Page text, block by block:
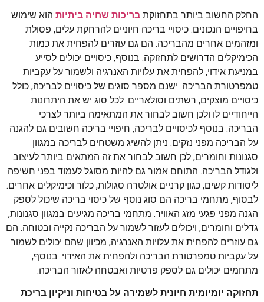
החלק החשוב ביותר בתחזוקת בריכות שחיה ביתיות הוא שימוש
בחיפויים הנכונים. כיסויי בריכה חיוניים להרחקת עלים, פסולת
ומזהמים אחרים מהבריכה. הם גם עוזרים להפחית את כמות
הכימיקלים הדרושים לתחזוקה. בנוסף, כיסויים יכולים לסייע
במניעת אידוי, להפחית את עלויות האנרגיה ולשמור על עקביות
טמפרטורת הבריכה. ישנם מספר סוגים של כיסויים לבריכה, כולל
כיסויים מוצקים, רשתים וסולאריים. לכל סוג יש את היתרונות
הייחודיים לו ולכן חשוב לבחור את המתאימה ביותר לצרכי
הבריכה. בנוסף לכיסויים לבריכה, חיפויי בריכה חשובים גם להגנה
על הבריכה מפני נזקים. ניתן להשיג משטחים לבריכה במגוון
סגנונות וחומרים, לכן חשוב לבחור את זה המתאים ביותר לעיצוב
ולגודל הבריכה. התוחם אמור גם להיות מסוגל לעמוד בפני חשיפה
ליסודות קשים, כגון קרניים אולטרה סגולות, כלור וכימיקלים אחרים.
לבסוף, מתחמי בריכה הם סוג נוסף של כיסוי בריכה שיכול לספק
הגנה מפני פגעי מזג האוויר. מתחמי בריכה מגיעים במגוון סגנונות,
גדלים וחומרים, ויכולים לעזור לשמור על הבריכה נקייה ובטוחה. הם
גם עוזרים להפחית את עלויות האנרגיה, מכיוון שהם יכולים לשמור
על עקביות טמפרטורת הבריכה ולהפחית את האידוי. בנוסף,
מתחמים יכולים גם לספק פרטיות ואבטחה לאזור הבריכה.
תחזוקה יומיומית חיונית לשמירה על בטיחות וניקיון בריכת